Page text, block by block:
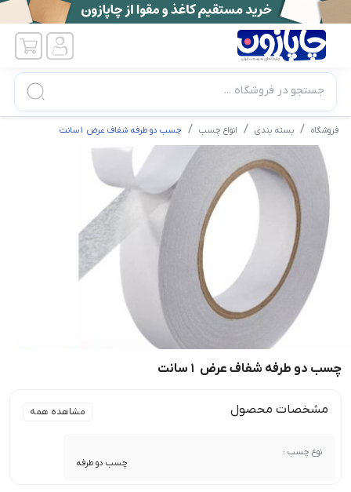
جستجو در فروشگاه ...
فروشگاه بسته بندی انواع چسب چسب دو طرفه شفاف عرض 1سانت
چسب دو طرفه شفاف عرض 1سانت
مشخصات محصول مشاهده همه
نوع چسب :
چسب دو طرفه